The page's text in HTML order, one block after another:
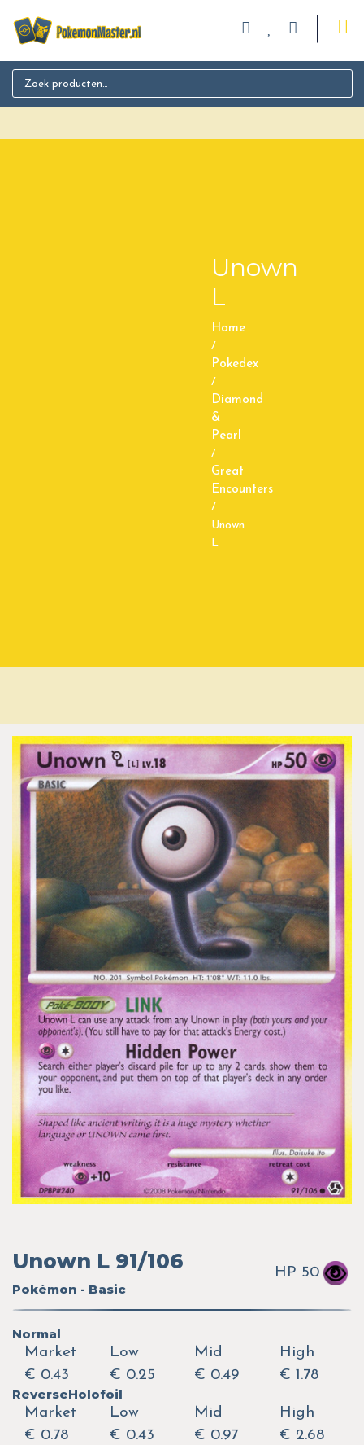
Search for:
Unown
L
Home
/
Pokedex
/
Diamond
&
Pearl
/
Great
Encounters
/
Unown
L
Unown L 91/106
Pokémon - Basic
HP 50
Normal
Market
€ 0.43
Low
€ 0.25
Mid
€ 0.49
High
€ 1.78
ReverseHolofoil
Market
€ 0.78
Low
€ 0.43
Mid
€ 0.97
High
€ 2.68